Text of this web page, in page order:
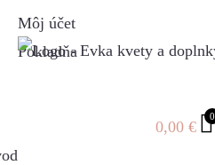
Môj účet
Pokladňa
0,00 €
0